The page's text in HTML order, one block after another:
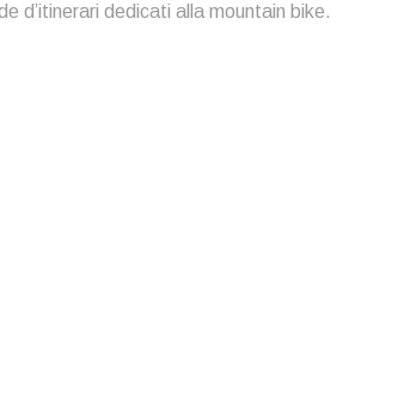
d’itinerari dedicati alla mountain bike.